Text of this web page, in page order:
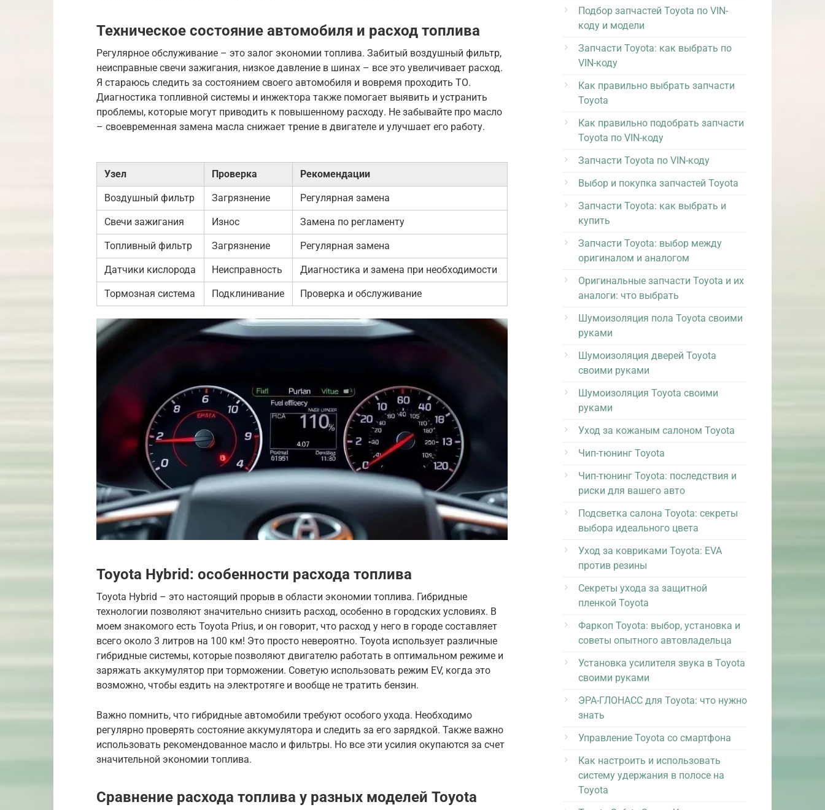
Техническое состояние автомобиля и расход топлива
Регулярное обслуживание – это залог экономии топлива. Забитый воздушный фильтр,
неисправные свечи зажигания, низкое давление в шинах – все это увеличивает расход.
Я стараюсь следить за состоянием своего автомобиля и вовремя проходить ТО.
Диагностика топливной системы и инжектора также помогает выявить и устранить
проблемы, которые могут приводить к повышенному расходу. Не забывайте про масло
– своевременная замена масла снижает трение в двигателе и улучшает его работу.
Узел Проверка Рекомендации
Воздушный фильтр Загрязнение Регулярная замена
Свечи зажигания Износ Замена по регламенту
Топливный фильтр Загрязнение Регулярная замена
Датчики кислорода Неисправность Диагностика и замена при необходимости
Тормозная система Подклинивание Проверка и обслуживание
Toyota Hybrid: особенности расхода топлива
Toyota Hybrid – это настоящий прорыв в области экономии топлива. Гибридные
технологии позволяют значительно снизить расход, особенно в городских условиях. В
моем знакомого есть Toyota Prius, и он говорит, что расход у него в городе составляет
всего около 3 литров на 100 км! Это просто невероятно. Toyota использует различные
гибридные системы, которые позволяют двигателю работать в оптимальном режиме и
заряжать аккумулятор при торможении. Советую использовать режим EV, когда это
возможно, чтобы ездить на электротяге и вообще не тратить бензин.
Важно помнить, что гибридные автомобили требуют особого ухода. Необходимо
регулярно проверять состояние аккумулятора и следить за его зарядкой. Также важно
использовать рекомендованное масло и фильтры. Но все эти усилия окупаются за счет
значительной экономии топлива.
Сравнение расхода топлива у разных моделей Toyota
Подбор запчастей Toyota по VIN-
коду и модели
Запчасти Toyota: как выбрать по
VIN-коду
Как правильно выбрать запчасти
Toyota
Как правильно подобрать запчасти
Toyota по VIN-коду
Запчасти Toyota по VIN-коду
Выбор и покупка запчастей Toyota
Запчасти Toyota: как выбрать и
купить
Запчасти Toyota: выбор между
оригиналом и аналогом
Оригинальные запчасти Toyota и их
аналоги: что выбрать
Шумоизоляция пола Toyota своими
руками
Шумоизоляция дверей Toyota
своими руками
Шумоизоляция Toyota своими
руками
Уход за кожаным салоном Toyota
Чип-тюнинг Toyota
Чип-тюнинг Toyota: последствия и
риски для вашего авто
Подсветка салона Toyota: секреты
выбора идеального цвета
Уход за ковриками Toyota: EVA
против резины
Секреты ухода за защитной
пленкой Toyota
Фаркоп Toyota: выбор, установка и
советы опытного автовладельца
Установка усилителя звука в Toyota
своими руками
ЭРА-ГЛОНАСС для Toyota: что нужно
знать
Управление Toyota со смартфона
Как настроить и использовать
систему удержания в полосе на
Toyota